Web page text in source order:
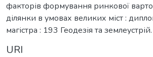
факторів формування ринкової
ділянки в умовах великих міст :
магістра : 193 Геодезія та
URI